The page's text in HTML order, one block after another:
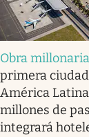
Obra millonaria
primera
América
millones de
integrará